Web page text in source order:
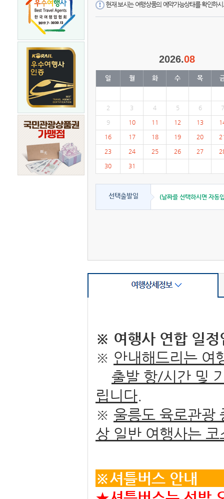
현재 보시는 여행상품의 예약가능상태를 확인하
2026.08
일 월 화 수 목
2 3 4 5 6 7
9 10 11 12 13
16 17 18 19 20
23 24 25 26 27
30 31
선택출발일 (날짜를 선택하시면 자동
※ 여행사 연합 일정
※ 안내해드리는 여
출발 항/시간 및
립니다.
※ 울릉도 육로관광
상 일반 여행사는 코
※셔